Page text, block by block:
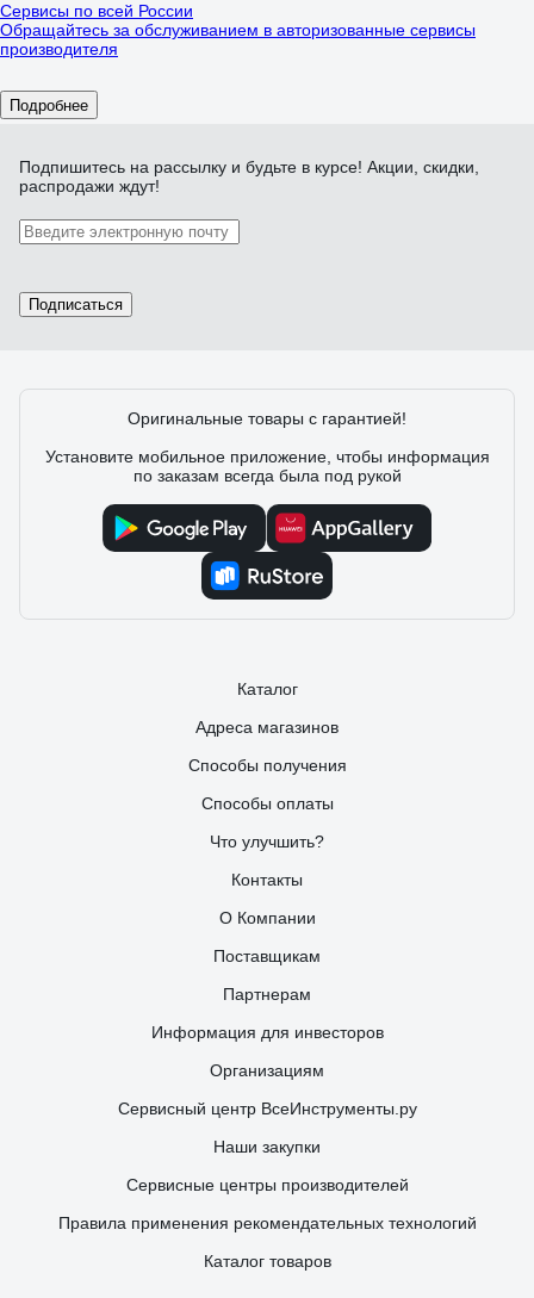
Сервисы по всей России
Обращайтесь за обслуживанием в авторизованные сервисы
производителя
Подробнее
Подпишитесь на рассылку и будьте в курсе! Акции, скидки,
распродажи ждут!
Подписаться
Оригинальные товары с гарантией!
Установите мобильное приложение, чтобы информация
по заказам всегда была под рукой
Каталог
Адреса магазинов
Способы получения
Способы оплаты
Что улучшить?
Контакты
О Компании
Поставщикам
Партнерам
Информация для инвесторов
Организациям
Сервисный центр ВсеИнструменты.ру
Наши закупки
Сервисные центры производителей
Правила применения рекомендательных технологий
Каталог товаров